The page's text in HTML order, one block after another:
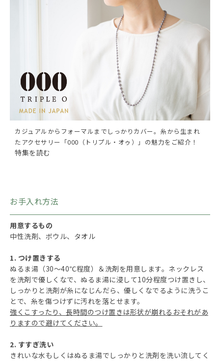
カジュアルからフォーマルまでしっかりカバー。糸から生まれ
たアクセサリー「000（トリプル・オゥ）」の魅力をご紹介！
特集を読む
お手入れ方法
用意するもの
中性洗剤、ボウル、タオル
1. つけ置きする
ぬるま湯（30～40℃程度）＆洗剤を用意します。ネックレス
を洗剤で優しくなで、ぬるま湯に浸して10分程度つけ置きし、
しっかりと洗剤が糸になじんだら、優しくなでるように洗うこ
とで、糸を傷つけずに汚れを落とせます。
強くこすったり、長時間のつけ置きは形状が崩れるおそれがあ
りますので避けてください。
2. すすぎ洗い
きれいな水もしくはぬるま湯でしっかりと洗剤を洗い流してく